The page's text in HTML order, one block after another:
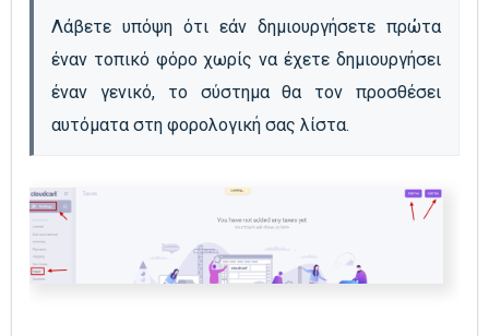
Λάβετε υπόψη ότι εάν δημιουργήσετε πρώτα
έναν τοπικό φόρο χωρίς να έχετε δημιουργήσει
έναν γενικό, το σύστημα θα τον προσθέσει
αυτόματα στη φορολογική σας λίστα.